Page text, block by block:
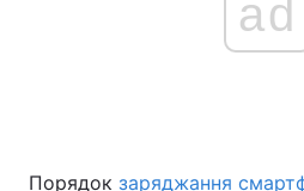
ad
Порядок заряджання